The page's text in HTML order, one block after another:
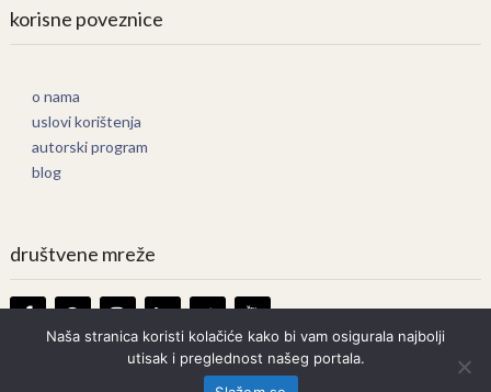
korisne poveznice
o nama
uslovi korištenja
autorski program
blog
društvene mreže
Knjige OnlineCopyright © 2026.
Naša stranica koristi kolačiće kako bi vam osigurala najbolji
utisak i preglednost našeg portala.